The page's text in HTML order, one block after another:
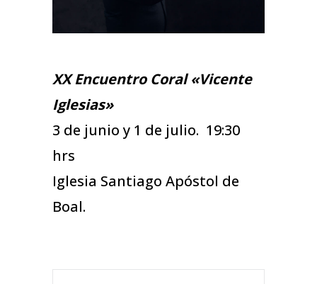
XX Encuentro Coral «Vicente
Iglesias»
3 de junio y 1 de julio. 19:30
hrs
Iglesia Santiago Apóstol de
Boal.